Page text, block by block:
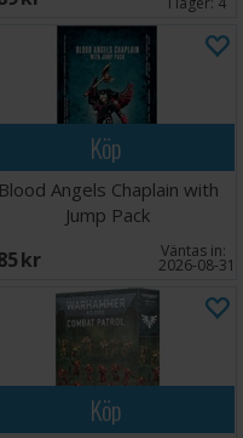
Köp
Blood Angels Chaplain with
Jump Pack
SEK Väntas in:
2026-08-31
Köp